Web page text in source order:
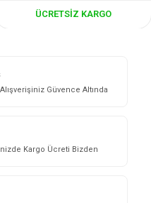
ÜCRETSIZ KARGO
Güvence Altında
Kargo Ücreti Bizden